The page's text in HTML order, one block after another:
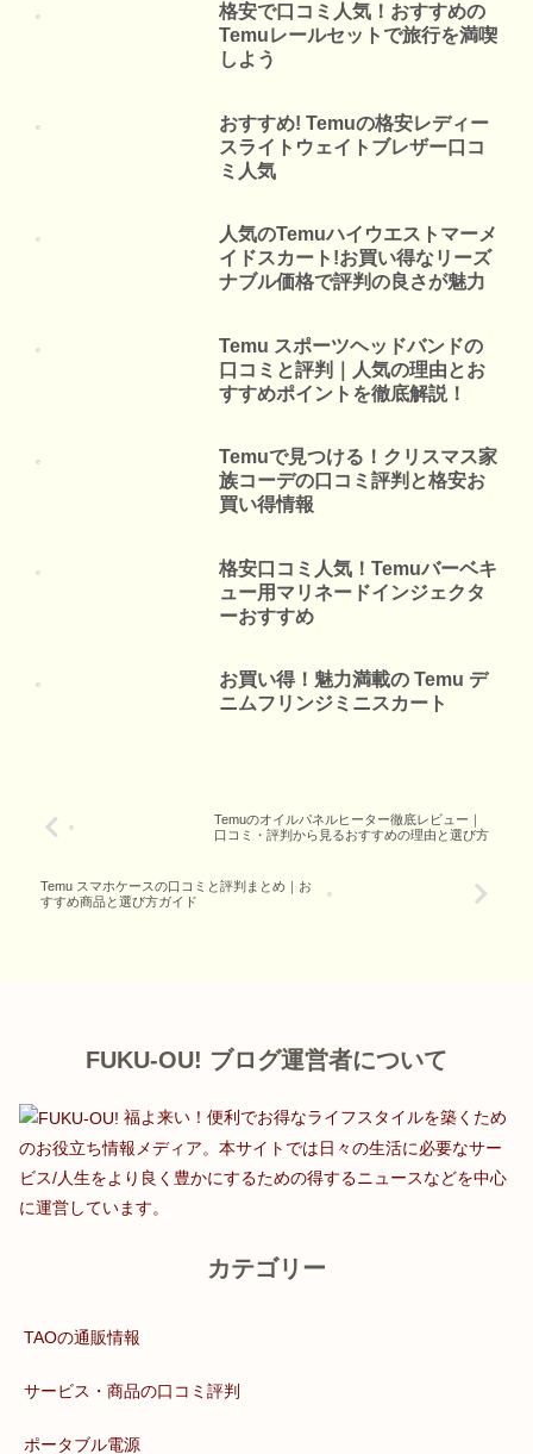
格安で口コミ人気！おすすめの
Temuレールセットで旅行を満喫
しよう
おすすめ! Temuの格安レディー
スライトウェイトブレザー口コ
ミ人気
人気のTemuハイウエストマーメ
イドスカート!お買い得なリーズ
ナブル価格で評判の良さが魅力
Temu スポーツヘッドバンドの
口コミと評判｜人気の理由とお
すすめポイントを徹底解説！
Temuで見つける！クリスマス家
族コーデの口コミ評判と格安お
買い得情報
格安口コミ人気！Temuバーベキ
ュー用マリネードインジェクタ
ーおすすめ
お買い得！魅力満載の Temu デ
ニムフリンジミニスカート
Temuのオイルパネルヒーター徹底レビュー｜
口コミ・評判から見るおすすめの理由と選び方
Temu スマホケースの口コミと評判まとめ｜お
すすめ商品と選び方ガイド
FUKU-OU! ブログ運営者について
福よ来い！便利でお得なライフスタイルを築くため
のお役立ち情報メディア。本サイトでは日々の生活に必要なサー
ビス/人生をより良く豊かにするための得するニュースなどを中心
に運営しています。
カテゴリー
TAOの通販情報
サービス・商品の口コミ評判
ポータブル電源